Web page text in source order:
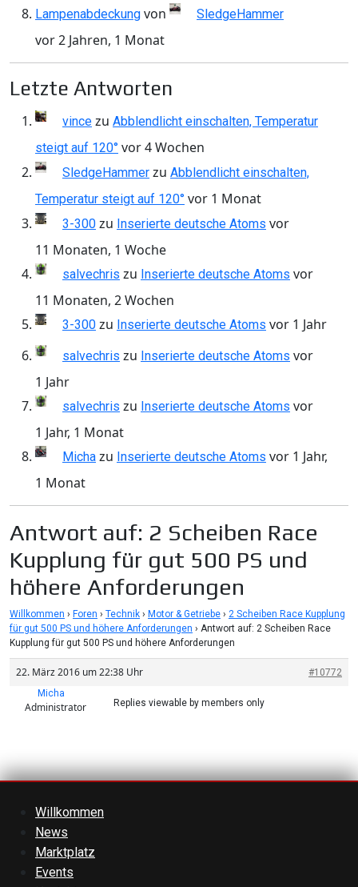
Lampenabdeckung von SledgeHammer
vor 2 Jahren, 1 Monat
Letzte Antworten
vince zu Abblendlicht einschalten, Temperatur
steigt auf 120° vor 4 Wochen
SledgeHammer zu Abblendlicht einschalten,
Temperatur steigt auf 120° vor 1 Monat
3-300 zu Inserierte deutsche Atoms vor
11 Monaten, 1 Woche
salvechris zu Inserierte deutsche Atoms vor
11 Monaten, 2 Wochen
3-300 zu Inserierte deutsche Atoms vor 1 Jahr
salvechris zu Inserierte deutsche Atoms vor
1 Jahr
salvechris zu Inserierte deutsche Atoms vor
1 Jahr, 1 Monat
Micha zu Inserierte deutsche Atoms vor 1 Jahr,
1 Monat
Antwort auf: 2 Scheiben Race
Kupplung für gut 500 PS und
höhere Anforderungen
Willkommen › Foren › Technik › Motor & Getriebe › 2 Scheiben Race Kupplung
für gut 500 PS und höhere Anforderungen › Antwort auf: 2 Scheiben Race
Kupplung für gut 500 PS und höhere Anforderungen
22. März 2016 um 22:38 Uhr
#10772
Micha
Administrator Replies viewable by members only
Willkommen
News
Marktplatz
Events